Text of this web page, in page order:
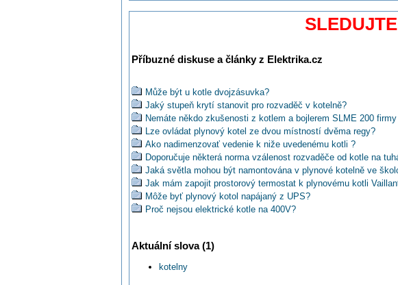
Příbuzné diskuse a články z Elektrika.cz
Může být u kotle dvojzásuvka?
Jaký stupeň krytí stanovit pro rozvaděč v kotelně?
Nemáte někdo zkušenosti z kotlem a bojlerem SLME 200
Lze ovládat plynový kotel ze dvou místností dvěma regy?
Ako nadimenzovať vedenie k niže uvedenému kotli ?
Doporučuje některá norma vzálenost rozvaděče od kotle na
Jaká světla mohou být namontována v plynové kotelně ve
Jak mám zapojit prostorový termostat k plynovému kotli
Môže byť plynový kotol napájaný z UPS?
Proč nejsou elektrické kotle na 400V?
Ovlivní umístění dávkovače mýdla vyhrazení umývacího
Dle kterých norem revidovat el. zařízení místnosti s plynovým
50kW?
Aktuální slova (1)
kotelny